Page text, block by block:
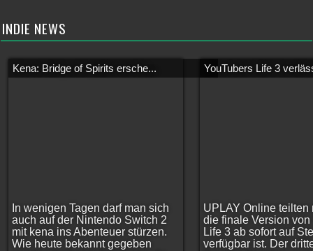
INDIE NEWS
Kena: Bridge of Spirits ersche...
In wenigen Tagen darf man sich
auch auf der Nintendo Switch 2
mit kena ins Abenteuer stürzen.
Wie heute bekannt gegeben
YouTubers Life 3
UPLAY Online teilten
die finale Version von
Life 3 ab sofort auf
verfügbar ist. Der